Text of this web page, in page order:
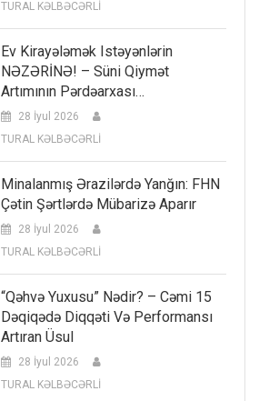
TURAL KƏLBƏCƏRLİ
Ev Kirayələmək Istəyənlərin
NƏZƏRİNƏ! – Süni Qiymət
Artımının Pərdəarxası…
28 İyul 2026
TURAL KƏLBƏCƏRLİ
Minalanmış Ərazilərdə Yanğın: FHN
Çətin Şərtlərdə Mübarizə Aparır
28 İyul 2026
TURAL KƏLBƏCƏRLİ
“Qəhvə Yuxusu” Nədir? – Cəmi 15
Dəqiqədə Diqqəti Və Performansı
Artıran Üsul
28 İyul 2026
TURAL KƏLBƏCƏRLİ